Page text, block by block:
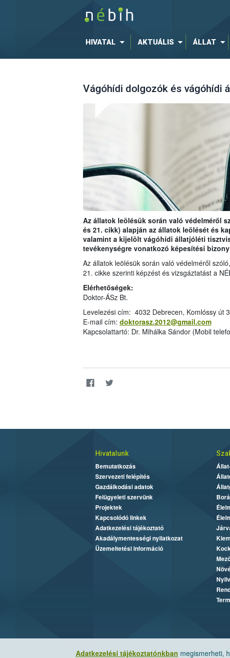
HIVATAL AKTUÁLIS ÁLLAT
Vágóhídi dolgozók és
Az állatok leölésük során való védelméről
és 21. cikk) alapján az állatok leölését és
valamint a kijelölt vágóhídi állatjóléti
tevékenységre vonatkozó képesítési
Az állatok leölésük során való védelméről
21. cikke szerinti képzést és vizsgáztatást a
Elérhetőségek:
Doktor-ÁSz Bt.
Levelezési cím: 4032 Debrecen, Komlóssy út
E-mail cím: doktorasz.2012@gmail.com
Kapcsolattartó: Dr. Mihálka Sándor (Mobil
Adatkezelési tájékoztatónkban megismerheti,
Hivatalunk
Bemutatkozás
Szervezeti felépítés
Gazdálkodási adatok
Felügyeleti szervünk
Projektek
Kapcsolódó linkek
Adatkezelési tájékoztató
Akadálymentességi nyilatkozat
Üzemeltetési információ